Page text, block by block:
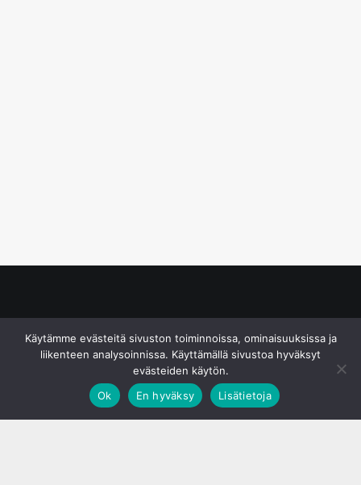
Käytämme evästeitä sivuston toiminnoissa, ominaisuuksissa ja
liikenteen analysoinnissa. Käyttämällä sivustoa hyväksyt
evästeiden käytön.
Ok
En hyväksy Lisätietoja